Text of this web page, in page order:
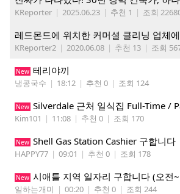
KReporter | 2025.06.23 | 추천 1 | 조회
KReporter2 | 2020.06.08 | 추천 13 | 조회
New 테리야끼
냉콩국수 | 18:12 | 추천 0 | 조회 124
New Silverdale 근처 일식집 Full-Time / Part-
Kim101 | 11:08 | 추천 0 | 조회 170
New Shell Gas Station Cashier 구합니다
HAPPY77 | 09:01 | 추천 0 | 조회 178
New 시애틀 지역 일자리 구합니다 (오전
일하는개미 | 00:20 | 추천 0 | 조회 244